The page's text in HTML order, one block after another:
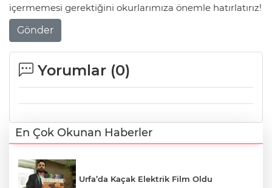
içermemesi gerektiğini okurlarımıza önemle hatırlatırız!
Gönder
Yorumlar (0)
En Çok Okunan Haberler
Urfa’da Kaçak Elektrik Film Oldu